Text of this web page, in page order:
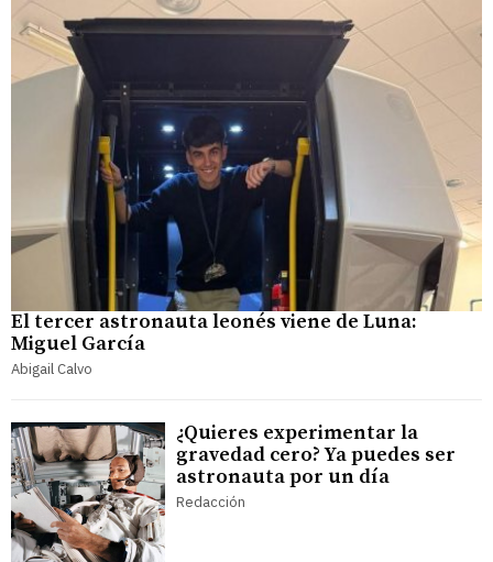
El tercer astronauta leonés viene de Luna:
Miguel García
Abigail Calvo
¿Quieres experimentar la
gravedad cero? Ya puedes ser
astronauta por un día
Redacción